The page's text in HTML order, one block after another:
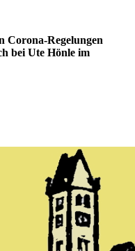
Corona-Regelungen
bei Ute Hönle im